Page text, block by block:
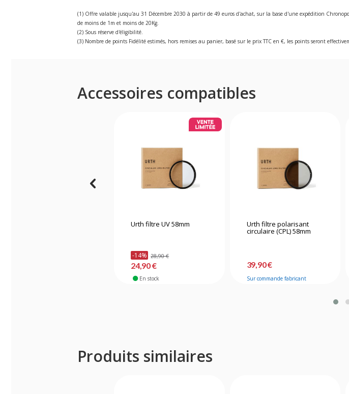
(1) Offre valable jusqu'au 31 Décembre 2030 à partir de 49 euros d'achat, sur la base d'une expédition
de moins de 1m et moins de 20Kg.
(2) Sous réserve d'éligibilité.
(3) Nombre de points Fidélité estimés, hors remises au panier, basé sur le prix TTC en €, les points seront
Accessoires compatibles
Urth filtre UV 58mm
-14% 28,90 €
24,90 €
En stock
Urth filtre polarisant
circulaire (CPL) 58mm
39,90 €
Sur commande fabricant
Produits similaires